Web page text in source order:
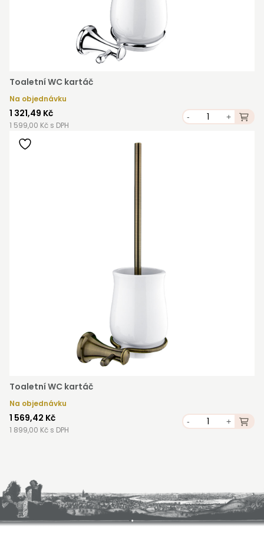
Toaletní WC kartáč
Na objednávku
1 321,49 Kč
1 599,00 Kč s DPH
- +
Toaletní WC kartáč
Na objednávku
1 569,42 Kč
1 899,00 Kč s DPH
- +